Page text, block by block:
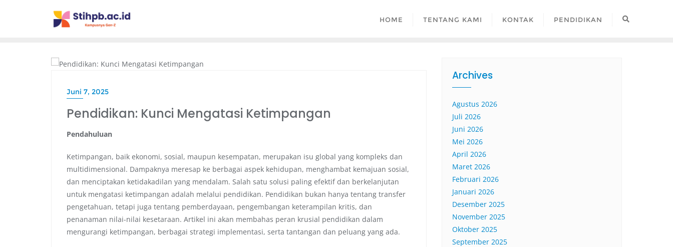
HOME TENTANG KAMI KONTAK PENDIDIKAN
Juni 7, 2025
Pendidikan: Kunci Mengatasi Ketimpangan
Pendahuluan
Ketimpangan, baik ekonomi, sosial, maupun kesempatan, merupakan isu global yang kompleks dan
multidimensional. Dampaknya meresap ke berbagai aspek kehidupan, menghambat kemajuan sosial,
dan menciptakan ketidakadilan yang mendalam. Salah satu solusi paling efektif dan berkelanjutan
untuk mengatasi ketimpangan adalah melalui pendidikan. Pendidikan bukan hanya tentang transfer
pengetahuan, tetapi juga tentang pemberdayaan, pengembangan keterampilan kritis, dan
penanaman nilai-nilai kesetaraan. Artikel ini akan membahas peran krusial pendidikan dalam
mengurangi ketimpangan, berbagai strategi implementasi, serta tantangan dan peluang yang ada.
Archives
Agustus 2026
Juli 2026
Juni 2026
Mei 2026
April 2026
Maret 2026
Februari 2026
Januari 2026
Desember 2025
November 2025
Oktober 2025
September 2025